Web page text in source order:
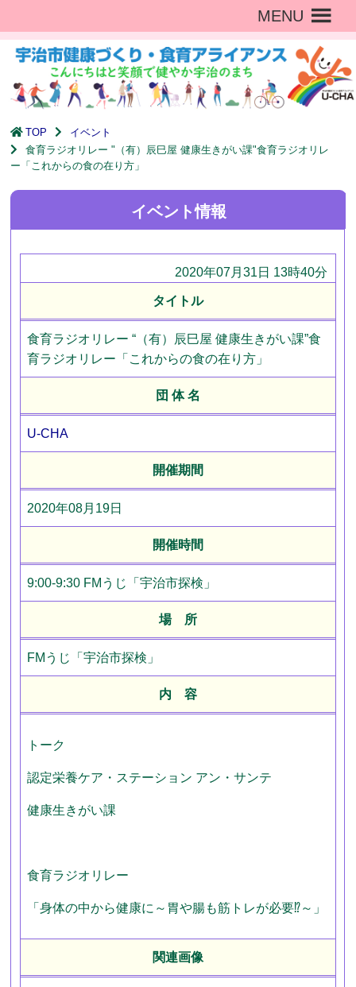
MENU
TOP
イベント
食育ラジオリレー "（有）辰巳屋 健康生きがい課"食育ラジオリレ
ー「これからの食の在り方」
イベント情報
2020年07月31日 13時40分
タイトル
食育ラジオリレー “（有）辰巳屋 健康生きがい課”食
育ラジオリレー「これからの食の在り方」
団 体 名
U-CHA
開催期間
2020年08月19日
開催時間
9:00-9:30 FMうじ「宇治市探検」
場 所
FMうじ「宇治市探検」
内 容
トーク
認定栄養ケア・ステーション アン・サンテ
健康生きがい課
食育ラジオリレー
「身体の中から健康に～胃や腸も筋トレが必要⁉～」
関連画像